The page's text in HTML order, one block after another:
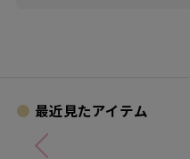
最近見たアイテム